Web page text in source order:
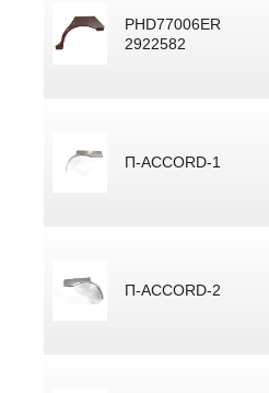
PHD77006ER
2922582
П-ACCORD-1
П-ACCORD-2